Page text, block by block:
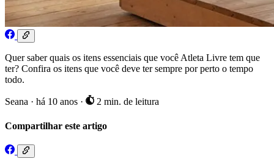
Quer saber quais os itens essenciais que você Atleta Livre tem que
ter? Confira os itens que você deve ter sempre por perto o tempo
todo.
Seana · há 10 anos · 2 min. de leitura
Compartilhar este artigo